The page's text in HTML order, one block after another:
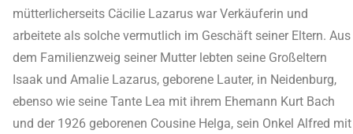
mütterlicherseits Cäcilie Lazarus war Verkäuferin und
arbeitete als solche vermutlich im Geschäft seiner Eltern. Aus
dem Familienzweig seiner Mutter lebten seine Großeltern
Isaak und Amalie Lazarus, geborene Lauter, in Neidenburg,
ebenso wie seine Tante Lea mit ihrem Ehemann Kurt Bach
und der 1926 geborenen Cousine Helga, sein Onkel Alfred mit